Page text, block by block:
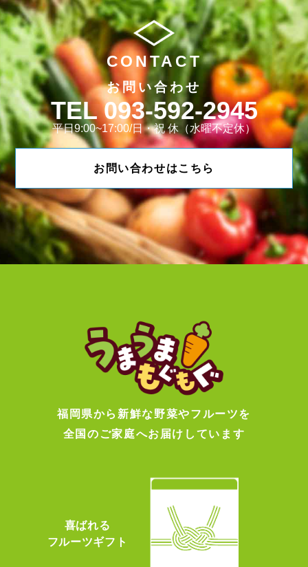
CONTACT
お問い合わせ
093-592-2945
平日9:00~17:00/日・祝 休（水曜不定休）
お問い合わせはこちら
福岡県から新鮮な野菜やフルーツを
全国のご家庭へお届けしています
喜ばれる
フルーツギフト